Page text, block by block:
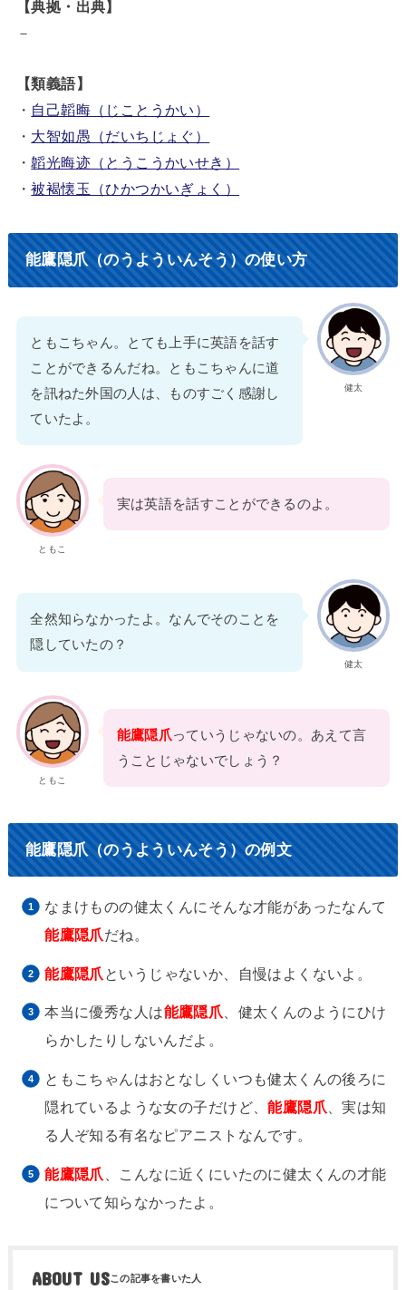
【典拠・出典】
－
【類義語】
・ 自己韜晦（じことうかい）
・ 大智如愚（だいちじょぐ）
・韜光晦迹（とうこうかいせき）
・被褐懐玉（ひかつかいぎょく）
能鷹隠爪（のうよういんそう）の使い方
健太
ともこちゃん。とても上手に英語を話す
ことができるんだね。ともこちゃんに道
を訊ねた外国の人は、ものすごく感謝し
ていたよ。
ともこ
実は英語を話すことができるのよ。
健太
全然知らなかったよ。なんでそのことを
隠していたの？
ともこ
能鷹隠爪っていうじゃないの。あえて言
うことじゃないでしょう？
能鷹隠爪（のうよういんそう）の例文
なまけものの健太くんにそんな才能があったなんて
能鷹隠爪だね。
能鷹隠爪 というじゃないか、自慢はよくないよ。
本当に優秀な人は能鷹隠爪 、健太くんのようにひけ
らかしたりしないんだよ。
ともこちゃんはおとなしくいつも健太くんの後ろに
隠れているような女の子だけど、能鷹隠爪 、実は知
る人ぞ知る有名なピアニストなんです。
能鷹隠爪
、こんなに近くにいたのに健太くんの才能
について知らなかったよ。
ABOUT US